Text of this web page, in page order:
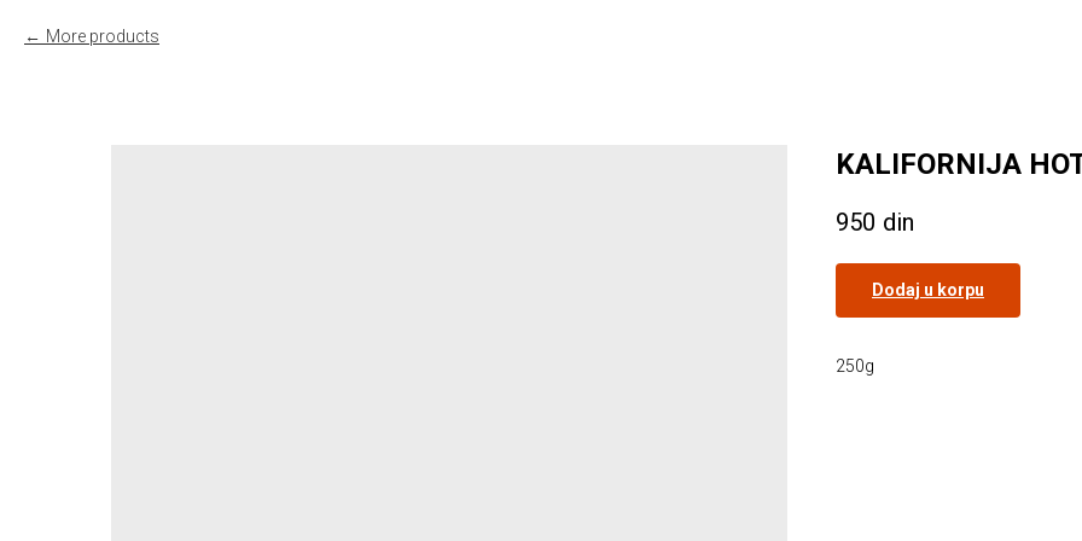
More products
KALIFORNIJA
950 din
Dodaj u korpu
250g